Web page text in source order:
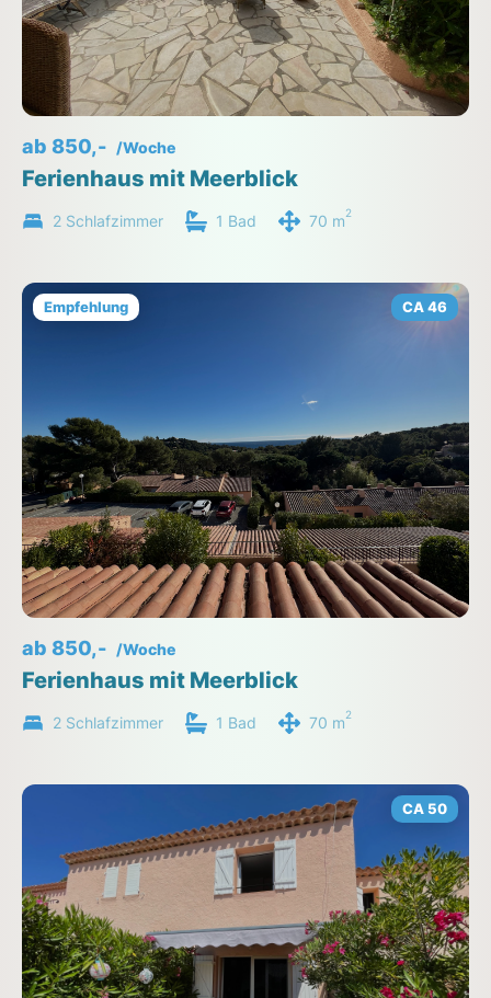
ab 850,- /Woche
Ferienhaus mit Meerblick
2 Schlafzimmer 1 Bad 70 m2
Empfehlung CA 46
ab 850,- /Woche
Ferienhaus mit Meerblick
2 Schlafzimmer 1 Bad 70 m2
CA 50